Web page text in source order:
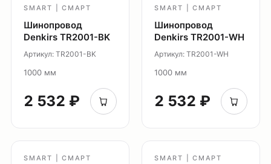
SMART | СМАРТ
Шинопровод
Denkirs TR2001-BK
Артикул: TR2001-BK
1000 мм
2 532 ₽
SMART | СМАРТ
Шинопровод
Denkirs TR2001-WH
Артикул: TR2001-WH
1000 мм
2 532 ₽
SMART | СМАРТ SMART | СМАРТ
Система Air
Уличное освещение
Система Shine